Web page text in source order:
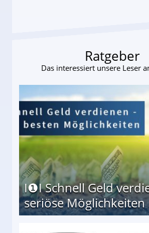
Ratgeber
Das interessiert unsere Leser
I❶I Schnell Geld
seriöse Möglichkeiten